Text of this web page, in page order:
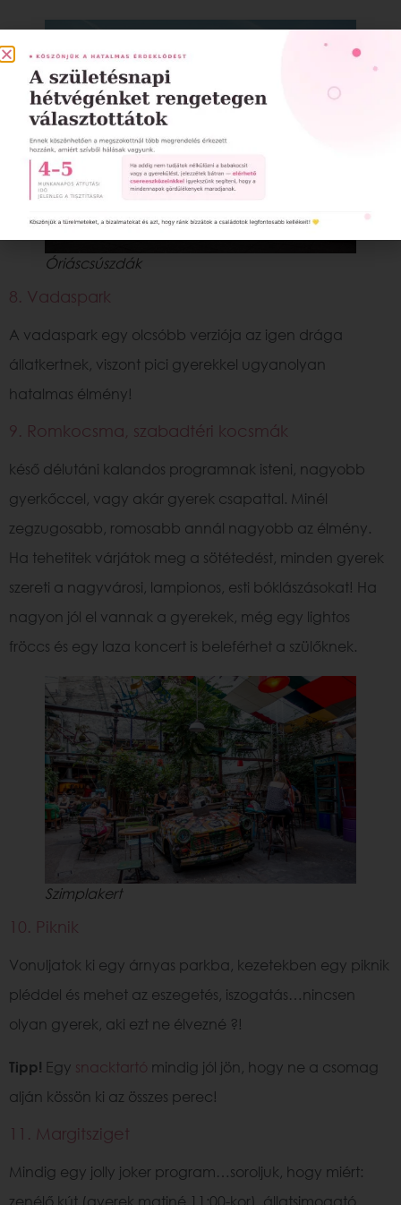
Óriáscsúszdák
8. Vadaspark
A vadaspark egy olcsóbb verziója az igen drága
állatkertnek, viszont pici gyerekkel ugyanolyan
hatalmas élmény!
9. Romkocsma, szabadtéri kocsmák
késő délutáni kalandos programnak isteni, nagyobb
gyerkőccel, vagy akár gyerek csapattal. Minél
zegzugosabb, romosabb annál nagyobb az élmény.
Ha tehetitek várjátok meg a sötétedést, minden gyerek
szereti a nagyvárosi, lampionos, esti bóklászásokat! Ha
nagyon jól el vannak a gyerekek, még egy lightos
fröccs és egy laza koncert is beleférhet a szülőknek.
Szimplakert
10. Piknik
Vonuljatok ki egy árnyas parkba, kezetekben egy piknik
pléddel és mehet az eszegetés, iszogatás…nincsen
olyan gyerek, aki ezt ne élvezné ?!
Tipp! Egy snacktartó mindig jól jön, hogy ne a csomag
alján kössön ki az összes perec!
11. Margitsziget
Mindig egy jolly joker program…soroljuk, hogy miért: